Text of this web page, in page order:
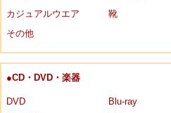
カジュアルウエア
靴
その他
●CD・DVD・楽器
DVD
Blu-ray